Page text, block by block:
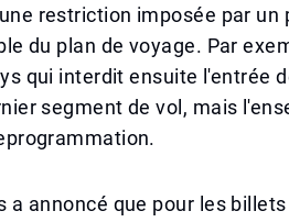
restriction imposée par
du plan de voyage. Par
qui interdit ensuite l'entrée
segment de vol, mais
a annoncé que pour les